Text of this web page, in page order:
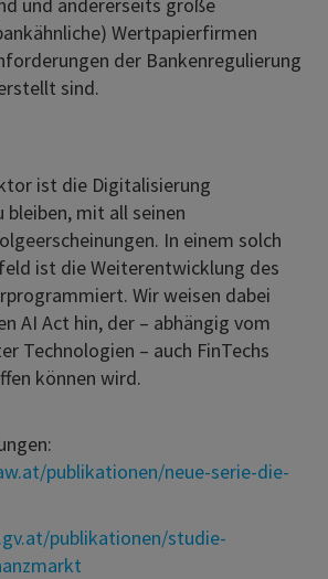
Wertpapierfirmen
der Bankenregulierung
sind.
ist die Digitalisierung
mit all seinen
In einem solch
ist die Weiterentwicklung des
Wir weisen dabei
AI Act hin, der – abhängig vom
Technologien – auch FinTechs
können wird.
publikationen/neue-serie-die-
publikationen/studie-